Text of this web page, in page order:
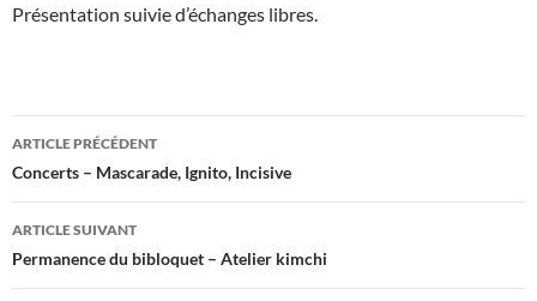
Présentation suivie d’échanges libres.
Navigation
des
articles
ARTICLE PRÉCÉDENT
Concerts – Mascarade, Ignito, Incisive
ARTICLE SUIVANT
Permanence du bibloquet – Atelier kimchi